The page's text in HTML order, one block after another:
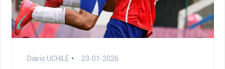
Diario UCHILE 23-01-2026